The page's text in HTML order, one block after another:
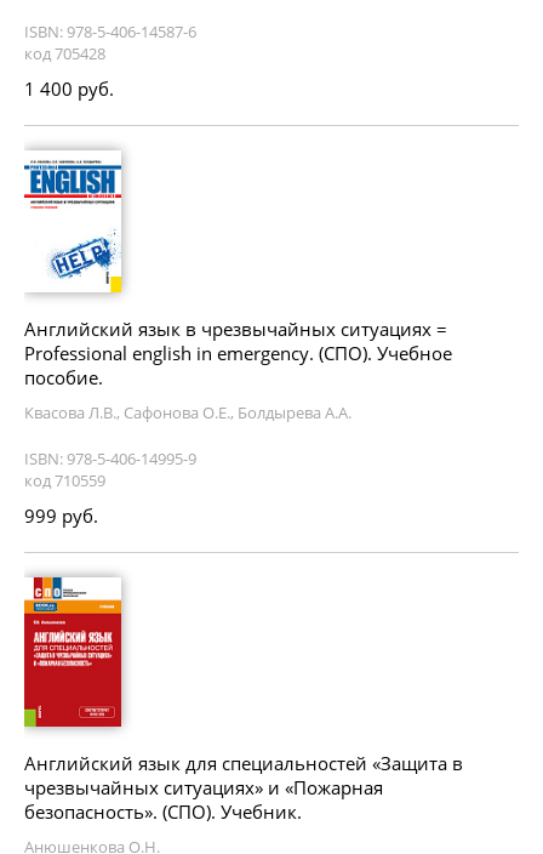
ISBN: 978-5-406-14587-6
код 705428
1 400 руб.
Английский язык в чрезвычайных ситуациях =
Professional english in emergency. (СПО). Учебное
пособие.
Квасова Л.В., Сафонова О.Е., Болдырева А.А.
ISBN: 978-5-406-14995-9
код 710559
999 руб.
Английский язык для специальностей «Защита в
чрезвычайных ситуациях» и «Пожарная
безопасность». (СПО). Учебник.
Анюшенкова О.Н.